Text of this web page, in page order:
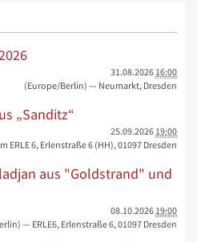
31.08.2026 16:00
(Europe/Berlin) — Neumarkt, Dresden
„Sanditz“
25.09.2026 19:00
ERLE 6, Erlenstraße 6 (HH), 01097 Dresden
aus "Goldstrand" und
08.10.2026 19:00
— ERLE6, Erlenstraße 6, 01097 Dresden